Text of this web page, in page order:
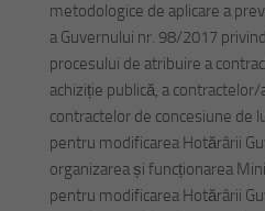
metodologice de aplicare a
a Guvernului nr. 98/2017
procesului de atribuire a
achiziție publică, a
contractelor de concesiune de
pentru modificarea Hotărârii
organizarea și funcționarea
pentru modificarea Hotărârii